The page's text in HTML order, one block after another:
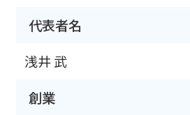
代表者名
浅井 武
創業